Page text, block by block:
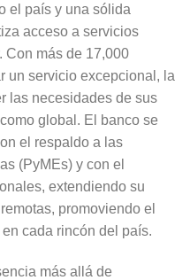
el país y una sólida
acceso a servicios
Con más de 17,000
un servicio excepcional, la
las necesidades de sus
global. El banco se
el respaldo a las
(PyMEs) y con el
extendiendo su
promoviendo el
cada rincón del país.
más allá de